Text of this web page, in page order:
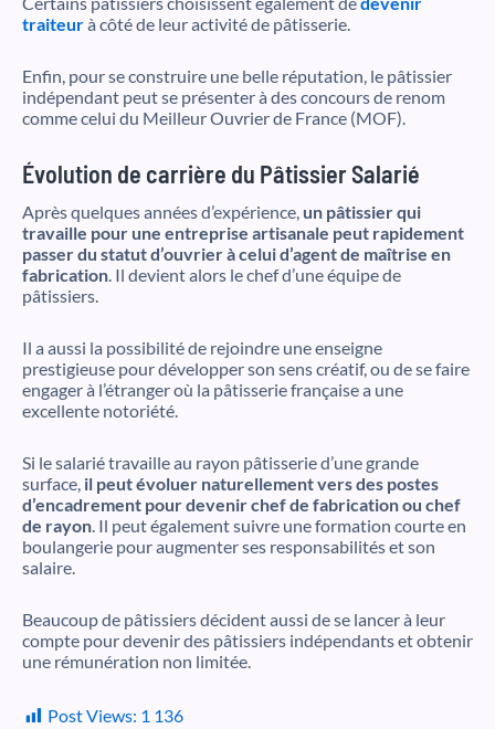
traiteurà côté de leur activité de pâtisserie.
Enfin, pour se construire une belle réputation, le pâtissier
indépendant peut se présenter à des concours de renom
comme celui du Meilleur Ouvrier de France (MOF).
Évolution de carrière du Pâtissier Salarié
Après quelques années d’expérience, un pâtissier qui
travaille pour une entreprise artisanale peut rapidement
passer du statut d’ouvrier à celui d’agent de maîtrise en
fabrication. Il devient alors le chef d’une équipe de
pâtissiers.
Il a aussi la possibilité de rejoindre une enseigne
prestigieuse pour développer son sens créatif, ou de se faire
engager à l’étranger où la pâtisserie française a une
excellente notoriété.
Si le salarié travaille au rayon pâtisserie d’une grande
surface, il peut évoluer naturellement vers des postes
d’encadrement pour devenir chef de fabrication ou chef
de rayon. Il peut également suivre une formation courte en
boulangerie pour augmenter ses responsabilités et son
salaire.
Beaucoup de pâtissiers décident aussi de se lancer à leur
compte pour devenir des pâtissiers indépendants et obtenir
une rémunération non limitée.
Post Views: 1 136